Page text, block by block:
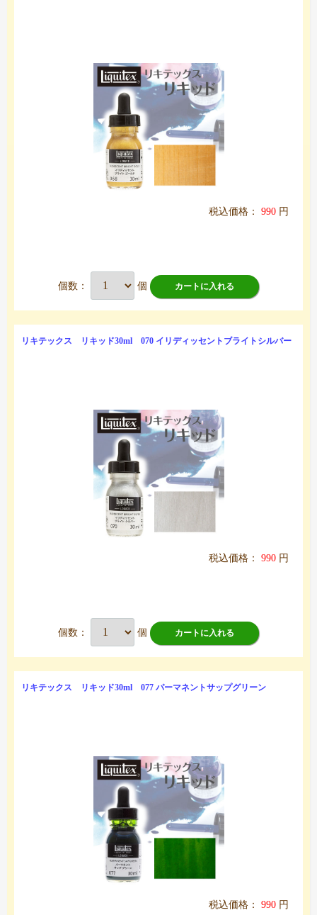
税込価格： 990 円
個数： 個 カートに入れる
リキテックス リキッド30ml 070 イリディッセントブライトシルバー
税込価格： 990 円
個数： 個 カートに入れる
リキテックス リキッド30ml 077 パーマネントサップグリーン
税込価格： 990 円